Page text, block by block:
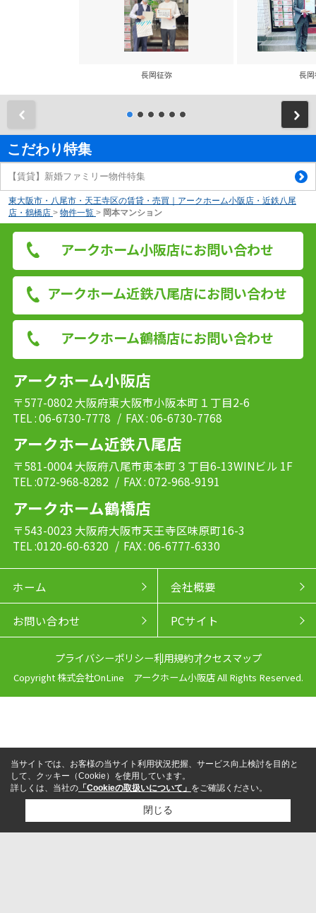
長岡征弥 長岡
こだわり特集
【賃貸】新婚ファミリー物件特集
東大阪市・八尾市・天王寺区の賃貸・売買｜アークホーム小阪店・近鉄八尾
店・鶴橋店 > 物件一覧 > 岡本マンション
アークホーム小阪店にお問い合わせ
アークホーム近鉄八尾店にお問い合わせ
アークホーム鶴橋店にお問い合わせ
アークホーム小阪店
〒577-0802 大阪府東大阪市小阪本町１丁目2-6
TEL : 06-6730-7778 / FAX : 06-6730-7768
アークホーム近鉄八尾店
〒581-0004 大阪府八尾市東本町３丁目6-13WINビル 1F
TEL :072-968-8282 / FAX : 072-968-9191
アークホーム鶴橋店
〒543-0023 大阪府大阪市天王寺区味原町16-3
TEL :0120-60-6320 / FAX : 06-6777-6330
ホーム 会社概要
お問い合わせ PCサイト
プライバシーポリシー利用規約アクセスマップ
Copyright 株式会社OnLine アークホーム小阪店 All Rights Reserved.
LINEからお問い合わせ
当サイトでは、お客様の当サイト利用状況把握、サービス向上検討を目的と
して、クッキー（Cookie）を使用しています。
詳しくは、当社の 「Cookieの取扱いについて」 をご確認ください。
閉じる